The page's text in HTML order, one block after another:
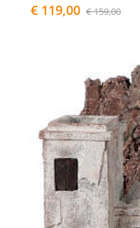
€ 119,00 € 159,00